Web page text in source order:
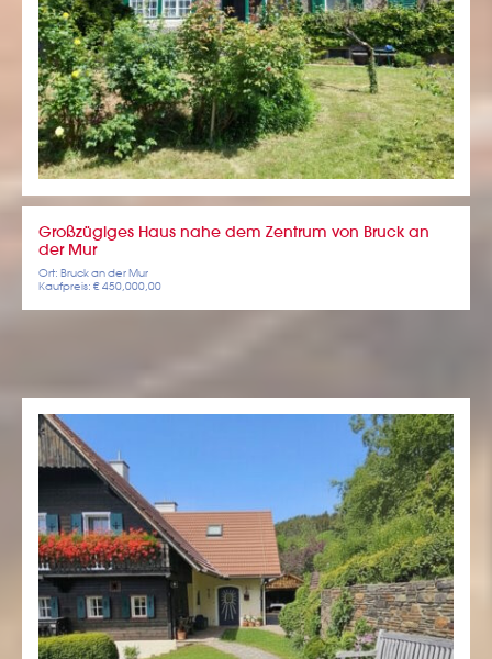
Großzügiges Haus nahe dem Zentrum von Bruck an
der Mur
Ort: Bruck an der Mur
Kaufpreis: € 450,000,00